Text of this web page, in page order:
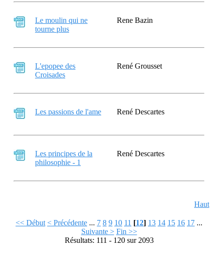
Le moulin qui ne
tourne plus
Rene Bazin
L'epopee des
Croisades
René Grousset
Les passions de l'ame René Descartes
Les principes de la
philosophie - 1
René Descartes
Haut
<< Début < Précédente ... 7 8 9 10 11 [12] 13 14 15 16 17 ...
Suivante > Fin >>
Résultats: 111 - 120 sur 2093